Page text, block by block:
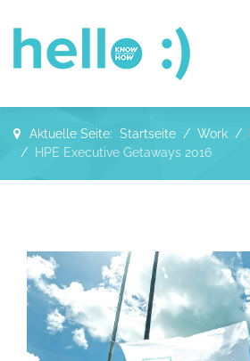
Aktuelle Seite: Startseite Work
HPE Executive Getaways 2016